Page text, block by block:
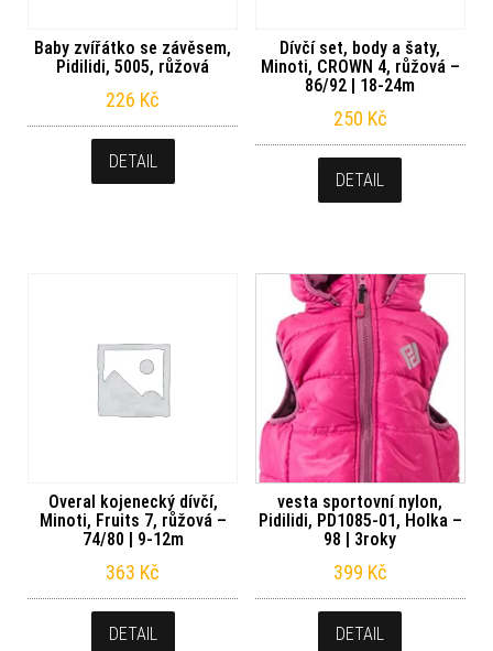
Baby zvířátko se závěsem,
Pidilidi, 5005, růžová
226 Kč
DETAIL
Dívčí set, body a šaty,
Minoti, CROWN 4, růžová –
86/92 | 18-24m
250 Kč
DETAIL
Overal kojenecký dívčí,
Minoti, Fruits 7, růžová –
74/80 | 9-12m
363 Kč
DETAIL
vesta sportovní nylon,
Pidilidi, PD1085-01, Holka –
98 | 3roky
399 Kč
DETAIL